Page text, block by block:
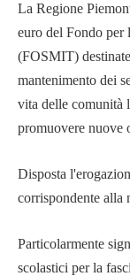
La Regione
euro del Fondo per
(FOSMIT)
mantenimento dei
vita delle comunità
promuovere nuove
Disposta
corrispondente alla
Particolarmente
scolastici per la